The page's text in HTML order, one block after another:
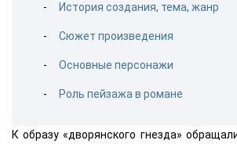
История создания, тема, жанр
Сюжет произведения
Основные персонажи
Роль пейзажа в романе
К образу «дворянского гнезда»